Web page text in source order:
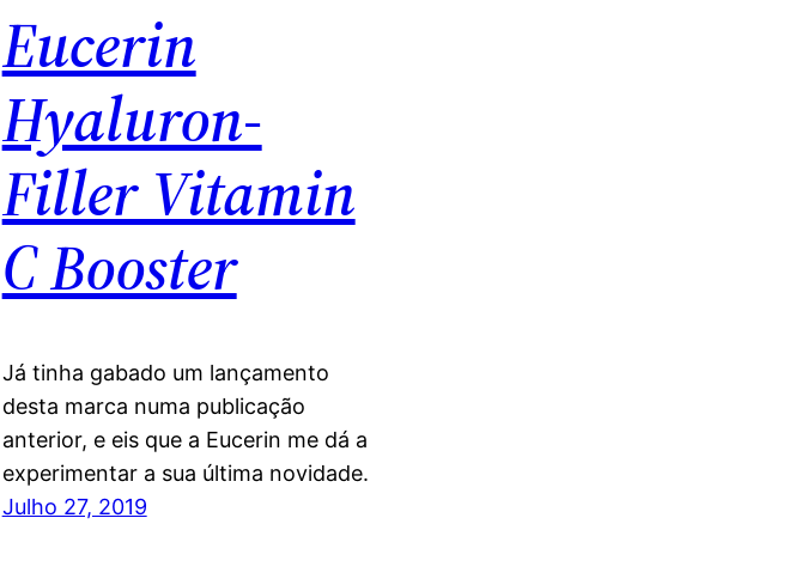
Eucerin
Hyaluron-
Filler Vitamin
C Booster
Já tinha gabado um lançamento
desta marca numa publicação
anterior, e eis que a Eucerin me dá a
experimentar a sua última novidade.
Julho 27, 2019